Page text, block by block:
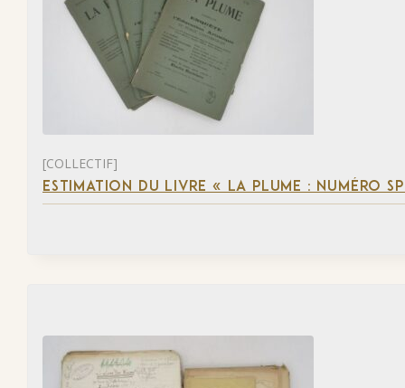
[COLLECTIF]
ESTIMATION DU LIVRE « LA PLUME : NUMÉRO